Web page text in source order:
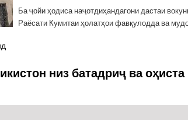
Ба ҷойи ҳодиса наҷотдиҳандагони дастаи
Раёсати Кумитаи ҳолатҳои фавқулодда ва
тифлеро, ки паси дари баста танҳо
низ батадриҷ ва оҳиста